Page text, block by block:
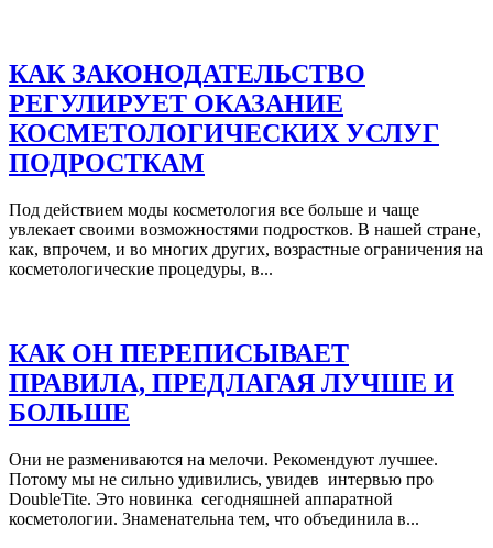
КАК ЗАКОНОДАТЕЛЬСТВО
РЕГУЛИРУЕТ ОКАЗАНИЕ
КОСМЕТОЛОГИЧЕСКИХ УСЛУГ
ПОДРОСТКАМ
Под действием моды косметология все больше и чаще
увлекает своими возможностями подростков. В нашей стране,
как, впрочем, и во многих других, возрастные ограничения на
косметологические процедуры, в...
КАК ОН ПЕРЕПИСЫВАЕТ
ПРАВИЛА, ПРЕДЛАГАЯ ЛУЧШЕ И
БОЛЬШЕ
Они не размениваются на мелочи. Рекомендуют лучшее.
Потому мы не сильно удивились, увидев интервью про
DoubleTite. Это новинка сегодняшней аппаратной
косметологии. Знаменательна тем, что объединила в...